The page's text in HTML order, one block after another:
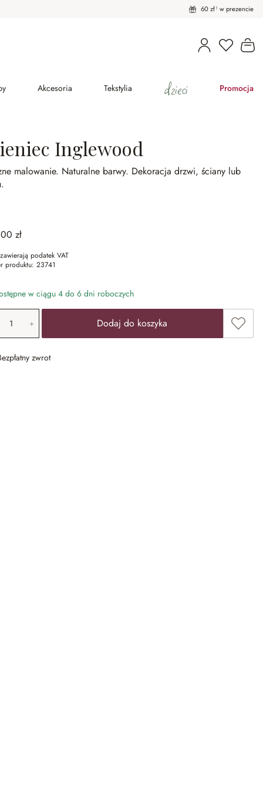
60 zł¹ w prezencie
Masz
Akcesoria Tekstylia dzieci Promocja
Inglewood
malowanie. Naturalne barwy. Dekoracja drzwi, ściany lub
zł
podatek VAT
produktu:23741
w ciągu 4 do 6 dni roboczych
produktu: Wprowadź żądaną wartość
Dodaj do koszyka
zwrot